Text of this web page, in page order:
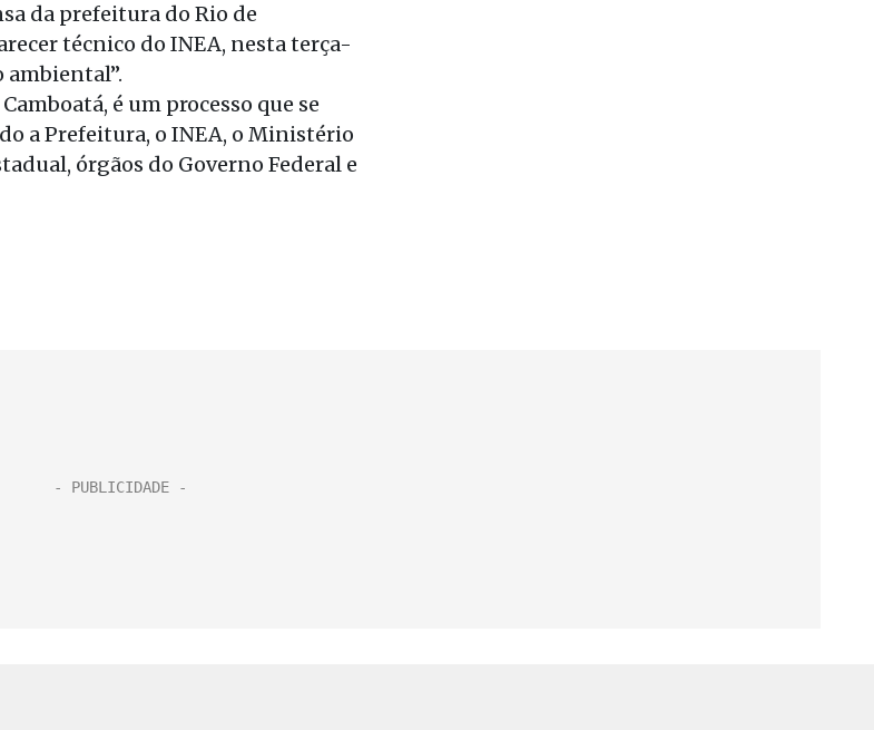
da prefeitura do Rio de
técnico do INEA, nesta terça-
ambiental”.
é um processo que se
a Prefeitura, o INEA, o Ministério
órgãos do Governo Federal e